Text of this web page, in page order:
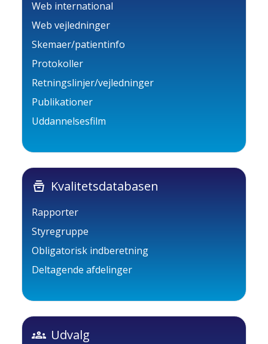
Web international
Web vejledninger
Skemaer/patientinfo
Protokoller
Retningslinjer/vejledninger
Publikationer
Uddannelsesfilm
home_storage Kvalitetsdatabasen
Rapporter
Styregruppe
Obligatorisk indberetning
Deltagende afdelinger
groups Udvalg